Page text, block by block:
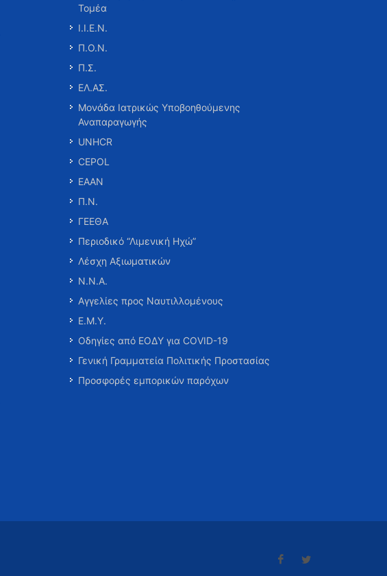
Τομέα
Ι.Ι.Ε.Ν.
Π.Ο.Ν.
Π.Σ.
ΕΛ.ΑΣ.
Μονάδα Ιατρικώς Υποβοηθούμενης
Αναπαραγωγής
UNHCR
CEPOL
ΕΑΑΝ
Π.Ν.
ΓΕΕΘΑ
Περιοδικό “Λιμενική Ηχώ”
Λέσχη Αξιωματικών
Ν.Ν.Α.
Αγγελίες προς Ναυτιλλομένους
Ε.Μ.Υ.
Οδηγίες από ΕΟΔΥ για COVID-19
Γενική Γραμματεία Πολιτικής Προστασίας
Προσφορές εμπορικών παρόχων